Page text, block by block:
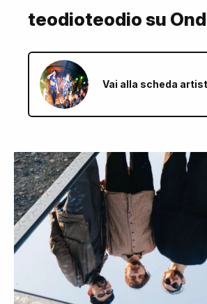
teodioteodio su
Vai alla scheda